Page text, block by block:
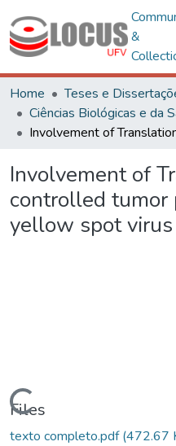
&
Home
Teses e
Involvement of
controlled tumor
yellow spot
Files
texto completo.pdf(472.67